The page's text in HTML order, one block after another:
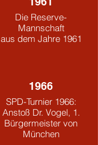
Die Reserve-
Mannschaft
aus dem Jahre 1961
1966
SPD-Turnier 1966:
Anstoß Dr. Vogel, 1.
Bürgermeister von
München
1966